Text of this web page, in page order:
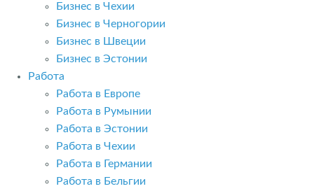
Бизнес в Чехии
Бизнес в Черногории
Бизнес в Швеции
Бизнес в Эстонии
Работа
Работа в Европе
Работа в Румынии
Работа в Эстонии
Работа в Чехии
Работа в Германии
Работа в Бельгии